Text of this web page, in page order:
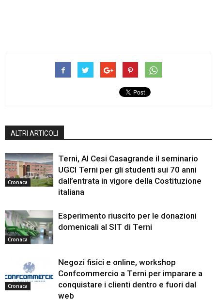
ALTRI ARTICOLI
Cronaca
Terni, Al Cesi Casagrande il seminario
UGCI Terni per gli studenti sui 70 anni
dall’entrata in vigore della Costituzione
italiana
Cronaca
Esperimento riuscito per le donazioni
domenicali al SIT di Terni
Cronaca
Negozi fisici e online, workshop
Confcommercio a Terni per imparare a
conquistare i clienti dentro e fuori dal
web